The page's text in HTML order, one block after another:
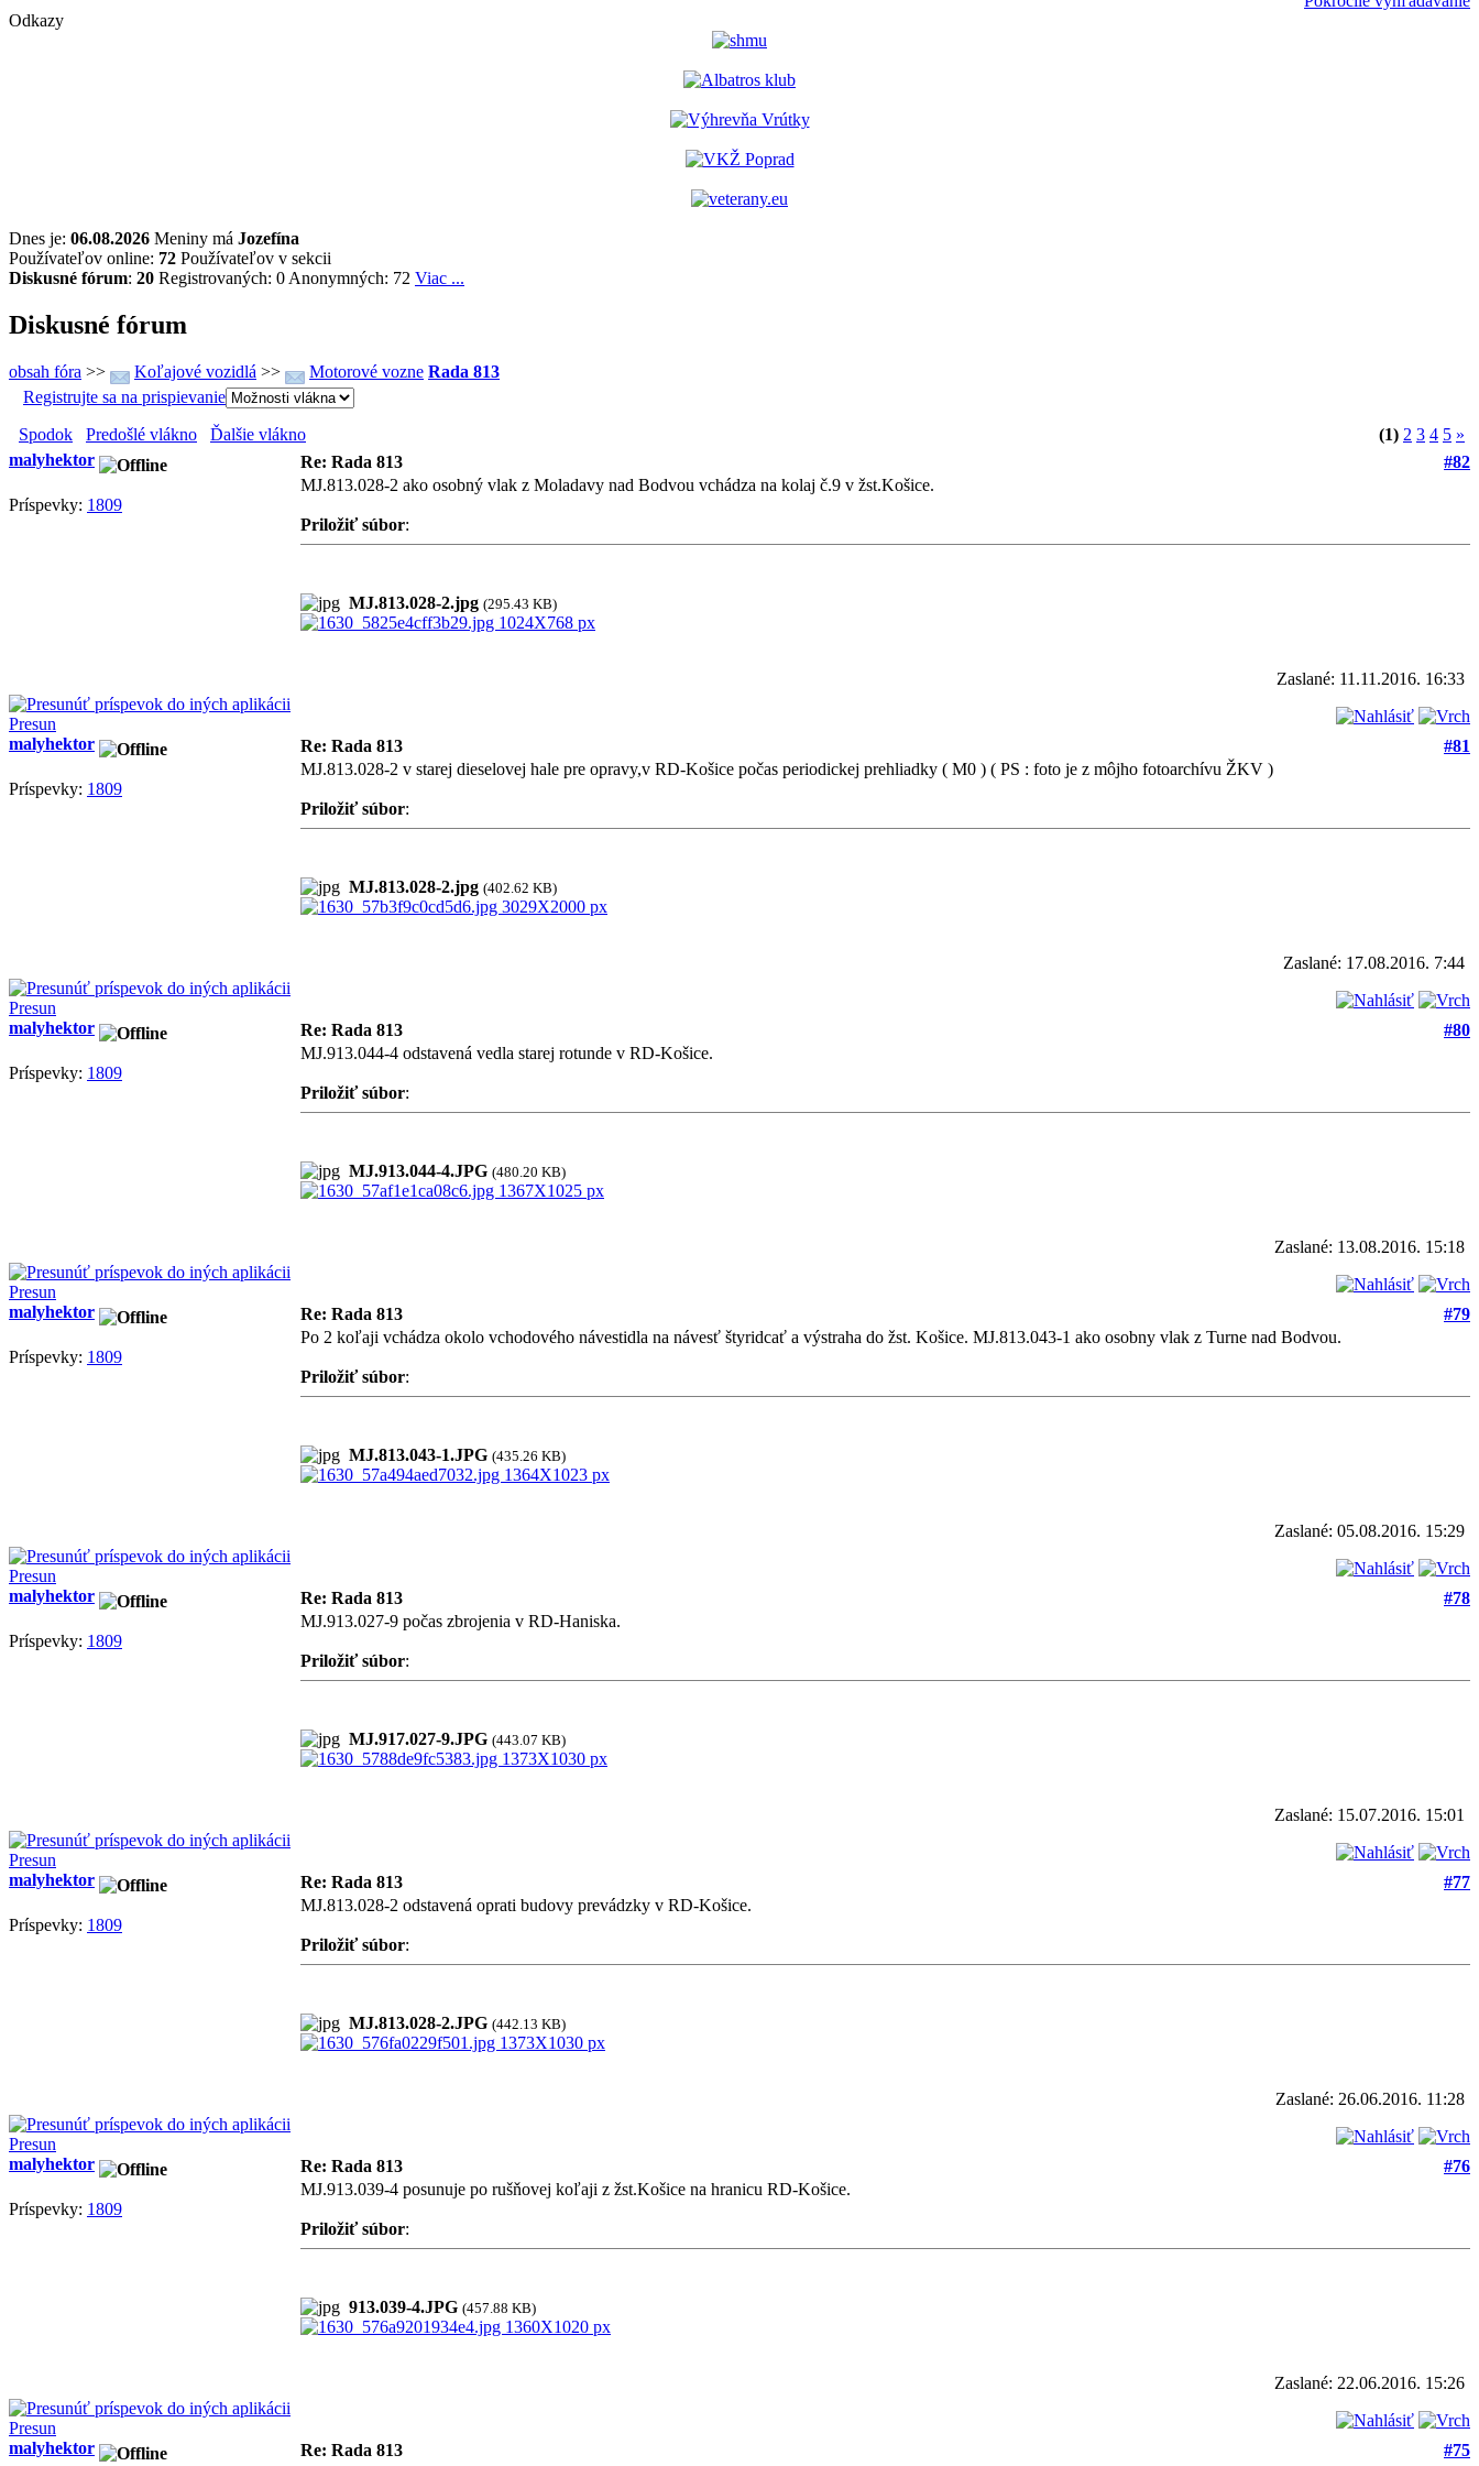
Odkazy
Dnes je: 06.08.2026 Meniny má Jozefína
Používateľov online: 72 Používateľov v sekcii
Diskusné fórum: 20 Registrovaných: 0 Anonymných: 72 Viac ...
Diskusné fórum
obsah fóra >> Koľajové vozidlá >> Motorové vozne Rada 813
Registrujte sa na prispievanie
(1) 2 3 4 5 »
Spodok Predošlé vlákno
Ďalšie vlákno
malyhektor
Re: Rada 813 #82
Príspevky: 1809
MJ.813.028-2 ako osobný vlak z Moladavy nad Bodvou vchádza na kolaj č.9 v žst.Košice.
Priložiť súbor:
MJ.813.028-2.jpg (295.43 KB)
Zaslané: 11.11.2016. 16:33
Presun
malyhektor
Re: Rada 813 #81
Príspevky: 1809
MJ.813.028-2 v starej dieselovej hale pre opravy,v RD-Košice počas periodickej prehliadky ( M0 ) ( PS : foto je z môjho fotoarchívu ŽKV )
Priložiť súbor:
MJ.813.028-2.jpg (402.62 KB)
Zaslané: 17.08.2016. 7:44
Presun
malyhektor
Re: Rada 813 #80
Príspevky: 1809
MJ.913.044-4 odstavená vedla starej rotunde v RD-Košice.
Priložiť súbor:
MJ.913.044-4.JPG (480.20 KB)
Zaslané: 13.08.2016. 15:18
Presun
malyhektor
Re: Rada 813 #79
Príspevky: 1809
Po 2 koľaji vchádza okolo vchodového návestidla na návesť štyridcať a výstraha do žst. Košice. MJ.813.043-1 ako osobny vlak z Turne nad Bodvou.
Priložiť súbor:
MJ.813.043-1.JPG (435.26 KB)
Zaslané: 05.08.2016. 15:29
Presun
malyhektor
Re: Rada 813 #78
Príspevky: 1809
MJ.913.027-9 počas zbrojenia v RD-Haniska.
Priložiť súbor:
MJ.917.027-9.JPG (443.07 KB)
Zaslané: 15.07.2016. 15:01
Presun
malyhektor
Re: Rada 813 #77
Príspevky: 1809
MJ.813.028-2 odstavená oprati budovy prevádzky v RD-Košice.
Priložiť súbor:
MJ.813.028-2.JPG (442.13 KB)
Zaslané: 26.06.2016. 11:28
Presun
malyhektor
Re: Rada 813 #76
Príspevky: 1809
MJ.913.039-4 posunuje po rušňovej koľaji z žst.Košice na hranicu RD-Košice.
Priložiť súbor:
913.039-4.JPG (457.88 KB)
Zaslané: 22.06.2016. 15:26
Presun
malyhektor
Re: Rada 813
#75